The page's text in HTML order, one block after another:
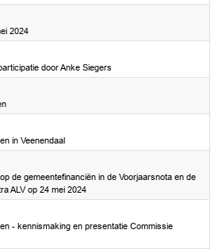
2024
door Anke Siegers
in Veenendaal
de gemeentefinanciën in de Voorjaarsnota en de
ALV op 24 mei 2024
- kennismaking en presentatie Commissie